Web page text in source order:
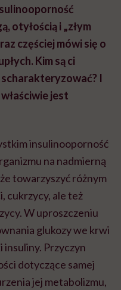
otyłością i „złym
częściej mówi się o
Kim są ci
scharakteryzować? I
jest
insulinooporność
na nadmierną
towarzyszyć różnym
cukrzycy, ale też
W uproszczeniu
glukozy we krwi
insuliny. Przyczyn
dotyczące samej
jej metabolizmu,